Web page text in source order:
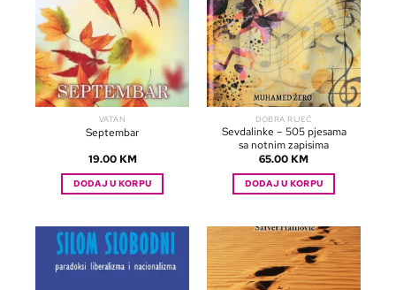
VATAN
Septembar
19.00 KM
DODAJ U KORPU
DOBRA RIJEČ
Sevdalinke – 505 pjesama
sa notnim zapisima
65.00 KM
DODAJ U KORPU